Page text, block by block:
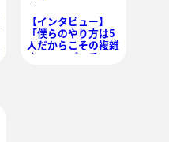
【インタビュー】
「僕らのやり方は5
人だからこその複雑
さ」──パッチワー